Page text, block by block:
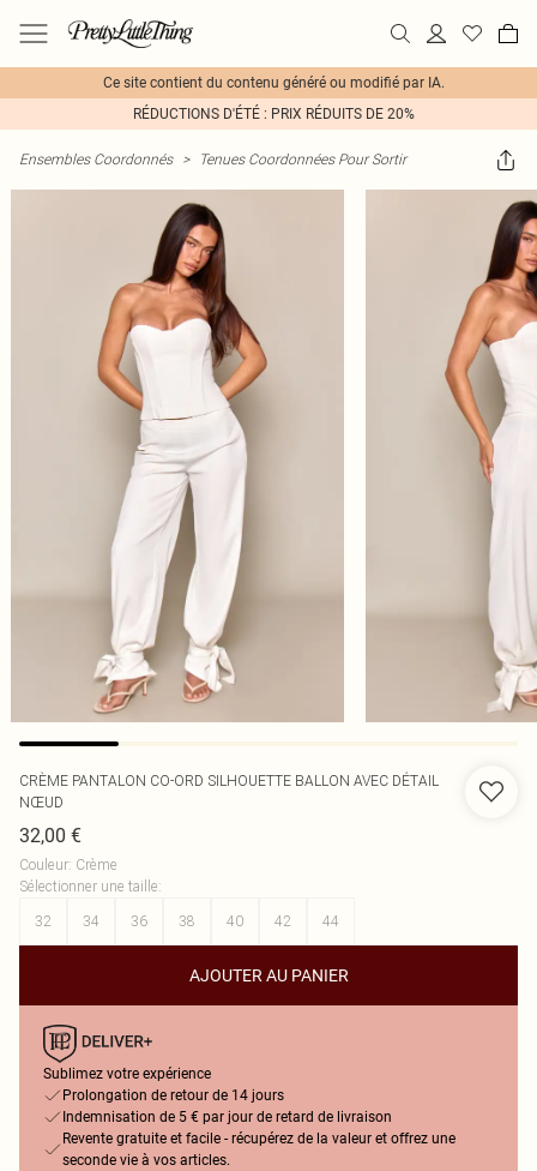
Ce site contient du contenu généré ou modifié par IA.
RÉDUCTIONS D'ÉTÉ : PRIX RÉDUITS DE 20%
Ensembles Coordonnés > Tenues Coordonnées Pour Sortir
CRÈME PANTALON CO-ORD SILHOUETTE BALLON AVEC DÉTAIL
NŒUD
32,00 €
Couleur: Crème
Sélectionner une taille:
32
34 36 38 40 42 44
AJOUTER AU PANIER
Sublimez votre expérience
Prolongation de retour de 14 jours
Indemnisation de 5 € par jour de retard de livraison
Revente gratuite et facile - récupérez de la valeur et offrez une
seconde vie à vos articles.